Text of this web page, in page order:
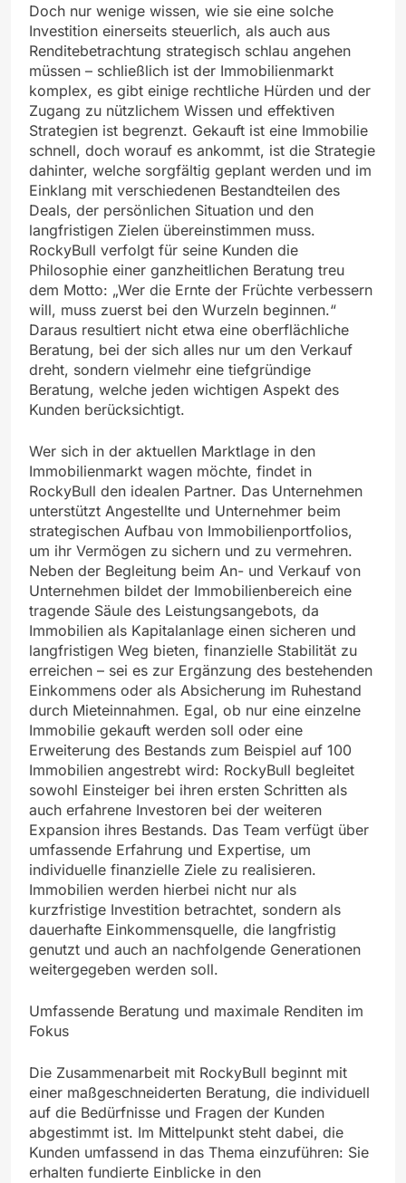
Doch nur wenige wissen, wie sie eine solche
Investition einerseits steuerlich, als auch aus
Renditebetrachtung strategisch schlau angehen
müssen – schließlich ist der Immobilienmarkt
komplex, es gibt einige rechtliche Hürden und der
Zugang zu nützlichem Wissen und effektiven
Strategien ist begrenzt. Gekauft ist eine Immobilie
schnell, doch worauf es ankommt, ist die Strategie
dahinter, welche sorgfältig geplant werden und im
Einklang mit verschiedenen Bestandteilen des
Deals, der persönlichen Situation und den
langfristigen Zielen übereinstimmen muss.
RockyBull verfolgt für seine Kunden die
Philosophie einer ganzheitlichen Beratung treu
dem Motto: „Wer die Ernte der Früchte verbessern
will, muss zuerst bei den Wurzeln beginnen.“
Daraus resultiert nicht etwa eine oberflächliche
Beratung, bei der sich alles nur um den Verkauf
dreht, sondern vielmehr eine tiefgründige
Beratung, welche jeden wichtigen Aspekt des
Kunden berücksichtigt.
Wer sich in der aktuellen Marktlage in den
Immobilienmarkt wagen möchte, findet in
RockyBull den idealen Partner. Das Unternehmen
unterstützt Angestellte und Unternehmer beim
strategischen Aufbau von Immobilienportfolios,
um ihr Vermögen zu sichern und zu vermehren.
Neben der Begleitung beim An- und Verkauf von
Unternehmen bildet der Immobilienbereich eine
tragende Säule des Leistungsangebots, da
Immobilien als Kapitalanlage einen sicheren und
langfristigen Weg bieten, finanzielle Stabilität zu
erreichen – sei es zur Ergänzung des bestehenden
Einkommens oder als Absicherung im Ruhestand
durch Mieteinnahmen. Egal, ob nur eine einzelne
Immobilie gekauft werden soll oder eine
Erweiterung des Bestands zum Beispiel auf 100
Immobilien angestrebt wird: RockyBull begleitet
sowohl Einsteiger bei ihren ersten Schritten als
auch erfahrene Investoren bei der weiteren
Expansion ihres Bestands. Das Team verfügt über
umfassende Erfahrung und Expertise, um
individuelle finanzielle Ziele zu realisieren.
Immobilien werden hierbei nicht nur als
kurzfristige Investition betrachtet, sondern als
dauerhafte Einkommensquelle, die langfristig
genutzt und auch an nachfolgende Generationen
weitergegeben werden soll.
Umfassende Beratung und maximale Renditen im
Fokus
Die Zusammenarbeit mit RockyBull beginnt mit
einer maßgeschneiderten Beratung, die individuell
auf die Bedürfnisse und Fragen der Kunden
abgestimmt ist. Im Mittelpunkt steht dabei, die
Kunden umfassend in das Thema einzuführen: Sie
erhalten fundierte Einblicke in den